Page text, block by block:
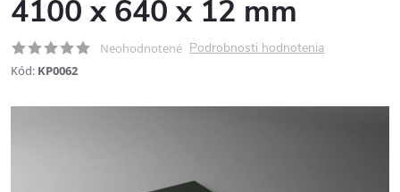
4100 x 640 x 12 mm
Neohodnotené Podrobnosti hodnotenia
Kód: KP0062